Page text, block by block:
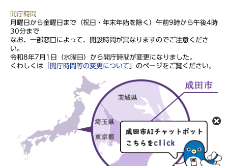
開庁時間
月曜日から金曜日まで（祝日・年末年始を除く）午前9時から午後4時
30分まで
なお、一部窓口によって、開設時間が異なりますのでご注意くださ
い。
令和8年7月1日（水曜日）から開庁時間が変更になりました。
くわしくは「
開庁時間等の変更について 」のページをご覧ください。